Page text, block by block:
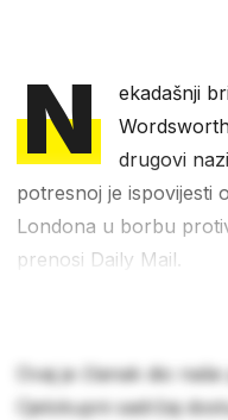
N
ekadašnji
drugovi
potresnoj je ispovijesti
Londona u borbu
prenosi Daily Mail.
Ovaj je članak dio
Cjelokupni sadržaj